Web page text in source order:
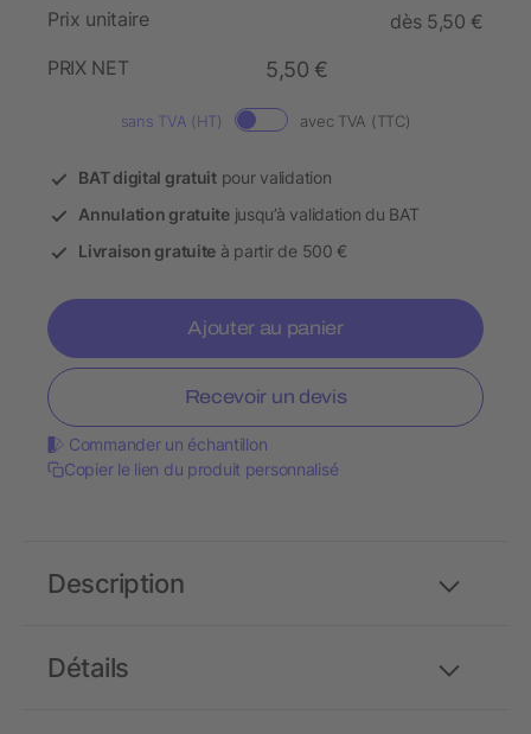
Prix unitaire
dès 5,50 €
PRIX NET
5,50 €
sans TVA (HT) avec TVA (TTC)
BAT digital gratuitpour validation
Annulation gratuitejusqu’à validation du BAT
Livraison gratuite à partir de 500 €
Ajouter au panier
Recevoir un devis
Commander un échantillon
Copier le lien du produit personnalisé
Détails
Description